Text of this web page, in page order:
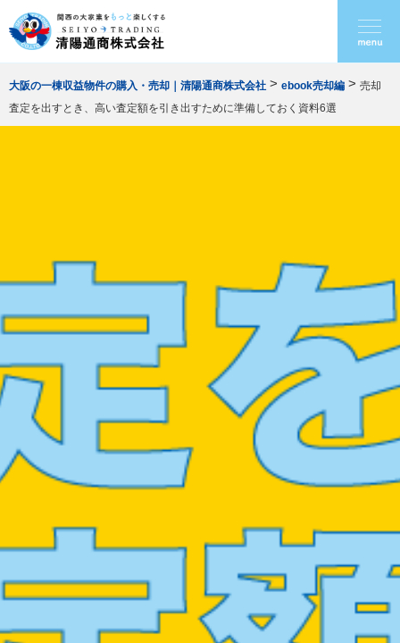
大阪の一棟収益物件の購入・売却｜清陽通商株式会社 > ebook売却編 > 売却
査定を出すとき、高い査定額を引き出すために準備しておく資料6選